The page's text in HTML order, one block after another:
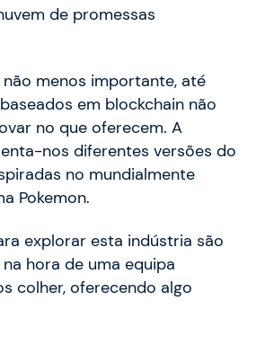
de promessas
não menos importante, até
em blockchain não
no que oferecem. A
nos diferentes versões do
no mundialmente
Pokemon.
explorar esta indústria são
hora de uma equipa
colher, oferecendo algo